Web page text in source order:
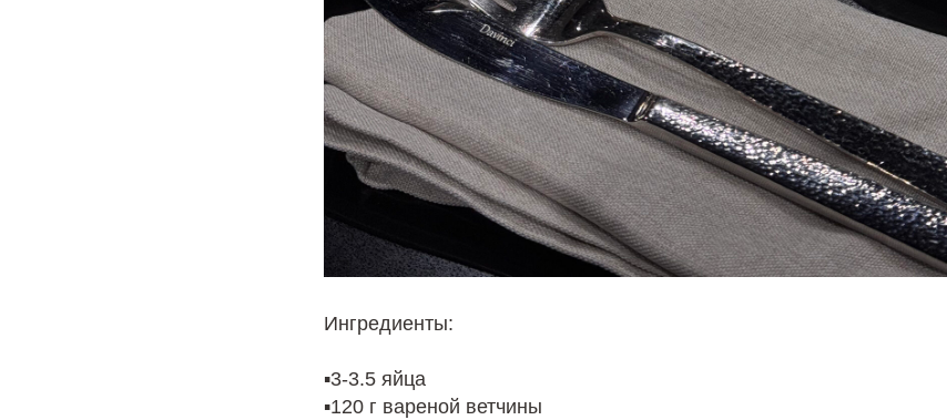
Ингредиенты:
▪️3-3.5 яйца
▪️120 г вареной ветчины